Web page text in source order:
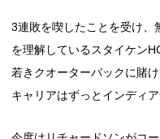
3連敗を喫したことを受け、
を理解しているスタイケン
若きクオーターバックに賭
キャリアはずっとインディ